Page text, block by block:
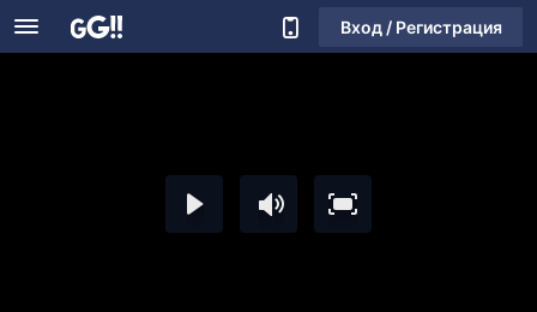
Вход / Регистрация